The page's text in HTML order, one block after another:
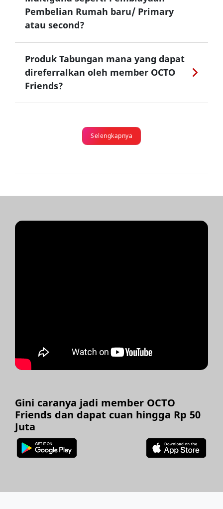
Pembelian Rumah baru/ Primary
atau second?
Produk Tabungan mana yang dapat
direferralkan oleh member OCTO
Friends?
Selengkapnya
Gini caranya jadi member OCTO
Friends dan dapat cuan hingga Rp 50
Juta